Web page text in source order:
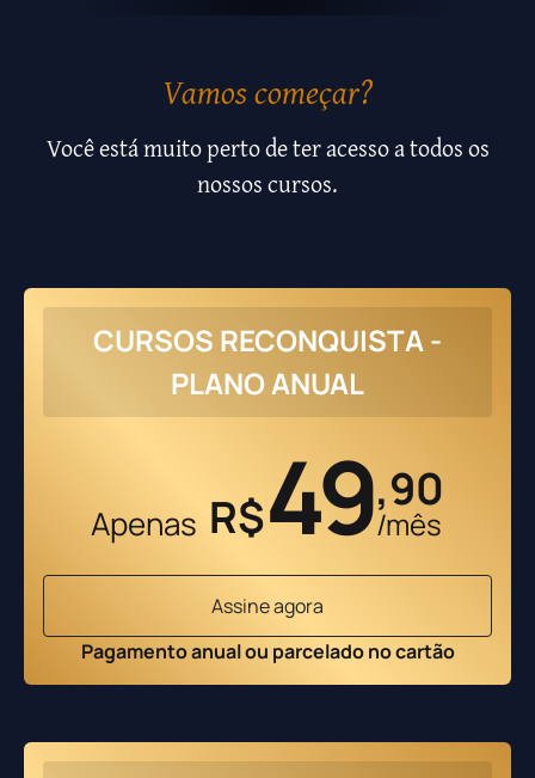
Vamos começar?
Você está muito perto de ter acesso a todos os
nossos cursos.
CURSOS RECONQUISTA -
PLANO ANUAL
Apenas R$49,90
/mês
Assine agora
Pagamento anual ou parcelado no cartão